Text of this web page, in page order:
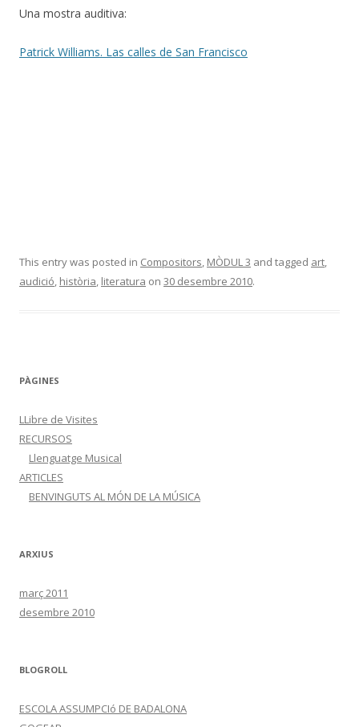
Una mostra auditiva:
Patrick Williams. Las calles de San Francisco
This entry was posted in Compositors, MÒDUL 3 and tagged art,
audició, història, literatura on 30 desembre 2010.
PÀGINES
LLibre de Visites
RECURSOS
Llenguatge Musical
ARTICLES
BENVINGUTS AL MÓN DE LA MÚSICA
ARXIUS
març 2011
desembre 2010
BLOGROLL
ESCOLA ASSUMPCIó DE BADALONA